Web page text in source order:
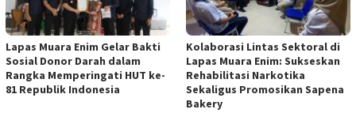
Lapas Muara Enim Gelar Bakti
Sosial Donor Darah dalam
Rangka Memperingati HUT ke-
81 Republik Indonesia
Kolaborasi Lintas Sektoral di
Lapas Muara Enim: Sukseskan
Rehabilitasi Narkotika
Sekaligus Promosikan Sapena
Bakery